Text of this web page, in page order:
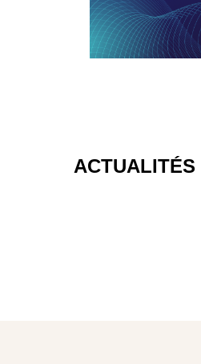
ACTUALITÉS